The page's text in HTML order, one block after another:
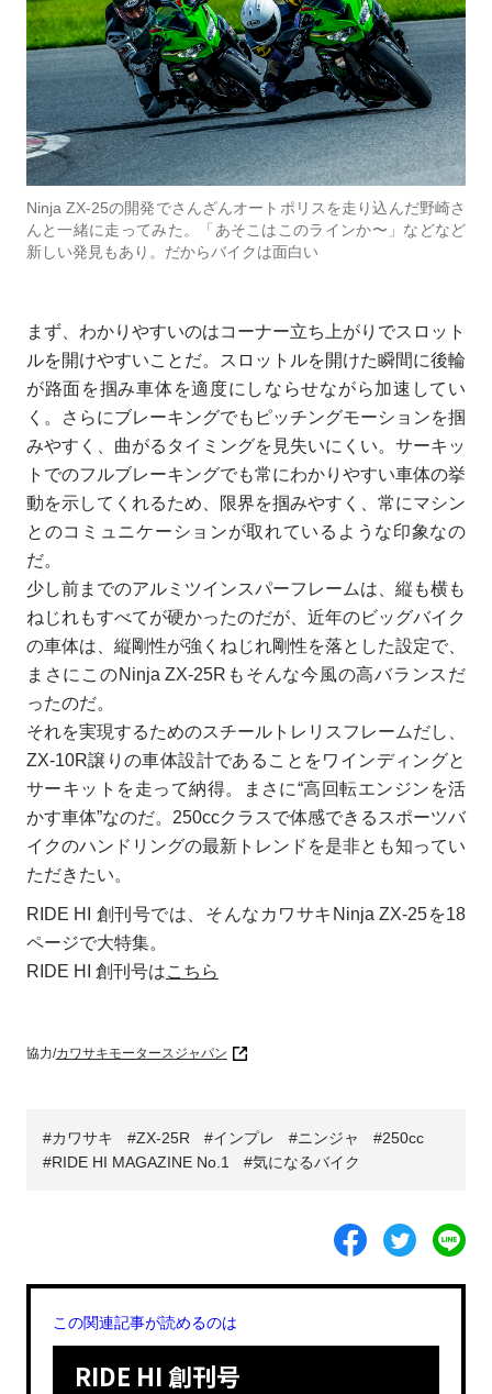
Ninja ZX-25の開発でさんざんオートポリスを走り込んだ野崎さ
んと一緒に走ってみた。「あそこはこのラインか〜」などなど
新しい発見もあり。だからバイクは面白い
まず、わかりやすいのはコーナー立ち上がりでスロット
ルを開けやすいことだ。スロットルを開けた瞬間に後輪
が路面を掴み車体を適度にしならせながら加速してい
く。さらにブレーキングでもピッチングモーションを掴
みやすく、曲がるタイミングを見失いにくい。サーキッ
トでのフルブレーキングでも常にわかりやすい車体の挙
動を示してくれるため、限界を掴みやすく、常にマシン
とのコミュニケーションが取れているような印象なの
だ。
少し前までのアルミツインスパーフレームは、縦も横も
ねじれもすべてが硬かったのだが、近年のビッグバイク
の車体は、縦剛性が強くねじれ剛性を落とした設定で、
まさにこのNinja ZX-25Rもそんな今風の高バランスだ
ったのだ。
それを実現するためのスチールトレリスフレームだし、
ZX-10R譲りの車体設計であることをワインディングと
サーキットを走って納得。まさに“高回転エンジンを活
かす車体”なのだ。250ccクラスで体感できるスポーツバ
イクのハンドリングの最新トレンドを是非とも知ってい
ただきたい。
RIDE HI 創刊号では、そんなカワサキNinja ZX-25を18
ページで大特集。
RIDE HI 創刊号はこちら
協力/カワサキモータースジャパン
カワサキ ZX-25R インプレ ニンジャ
250cc
RIDE HI MAGAZINE No.1
気になるバイク
この関連記事が読めるのは
RIDE HI 創刊号